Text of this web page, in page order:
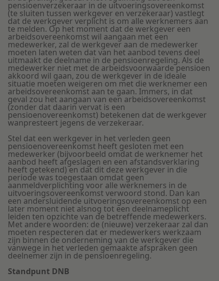
pensioenverzekeraar in de uitvoeringsovereen­komst
(te sluiten tussen werkgever en verzekeraar) vastlegt
dat de werkgever verplicht is om alle werknemers aan
te melden. Op het moment dat de werkgever een
arbeidsover­eenkomst wil aangaan met een
medewerker, zal de werkgever aan de medewerker
moeten laten weten dat van het aanbod tevens deel
uitmaakt de deelname in de pensioen­regeling. Als de
medewerker niet met de arbeidsvoorwaarde pensioen
akkoord wil gaan, zou de werkgever in de ideale
situatie moeten weigeren om met die werknemer een
arbeidsover­eenkomst aan te gaan. Immers, in dat
geval zou het aangaan van een arbeidsovereenkomst
(zonder dat daarin vervat is een
pensioenovereenkomst) betekenen dat de werkgever
wanpresteert jegens de verzekeraar.
Stel dat een werkgever in het verleden geen
pensioenovereenkomst heeft gesloten met een
medewerker (bijvoorbeeld omdat de werknemer het
aanbod heeft afgeslagen en een afstandsverklaring
heeft getekend) en dat dit deze werkgever in die
periode was toegestaan omdat geen
aanmeldverplichting voor alle werknemers in de
uitvoeringsovereenkomst verwoord stond. Dan kan
een andersluidende uitvoerings­overeenkomst op een
later moment niet alsnog tot een deelnameplicht
leiden ten opzichte van de betreffende medewerkers.
Met andere woorden: de (nieuwe) verzekeraar zal dan
moeten respecteren dat er medewerkers werkzaam
zijn binnen de onderneming van de werkgever die
vanwege in het verleden gemaakte afspraken geen
deelnemer zijn in de pensioenregeling.
Standpunt DNB